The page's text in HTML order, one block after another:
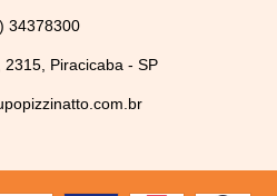
34378300
2315, Piracicaba - SP